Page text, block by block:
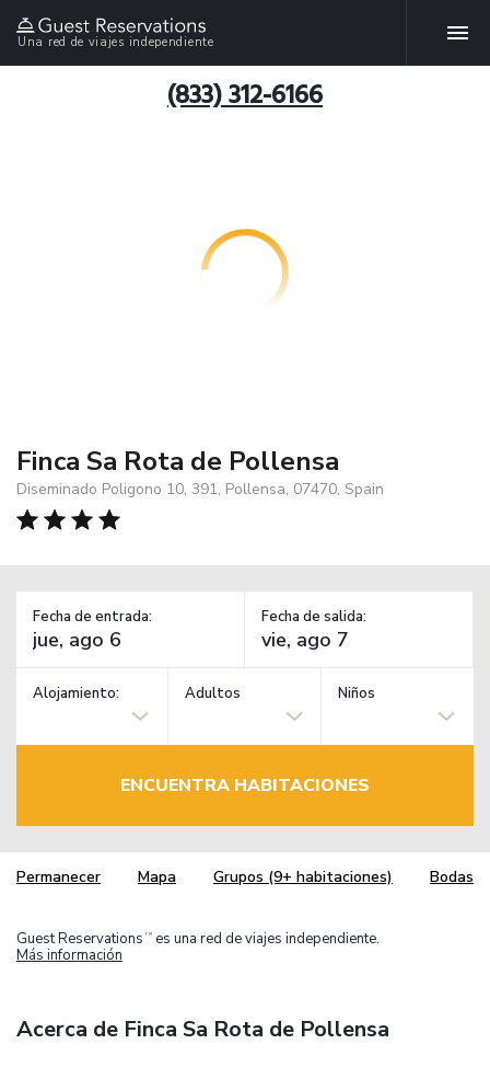
Una red de viajes independiente
(833) 312-6166
Finca Sa Rota de Pollensa
Diseminado Poligono 10, 391, Pollensa, 07470, Spain
Fecha de entrada: Fecha de salida:
Alojamiento: Adultos Niños
ENCUENTRA HABITACIONES
Permanecer Mapa Grupos (9+ habitaciones) Bodas
Guest Reservations TM
es una red de viajes independiente.
Más información
Acerca de Finca Sa Rota de Pollensa